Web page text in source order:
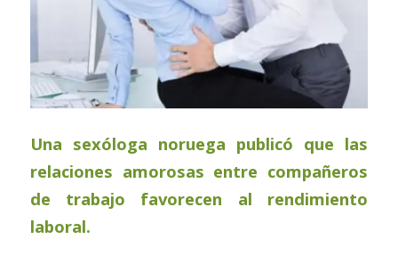
Una sexóloga noruega publicó que las
relaciones amorosas entre compañeros
de trabajo favorecen al rendimiento
laboral.